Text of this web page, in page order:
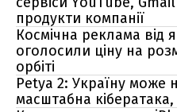
продукти компанії
Космічна реклама від
оголосили ціну на
орбіті
Petya 2: Україну може
масштабна